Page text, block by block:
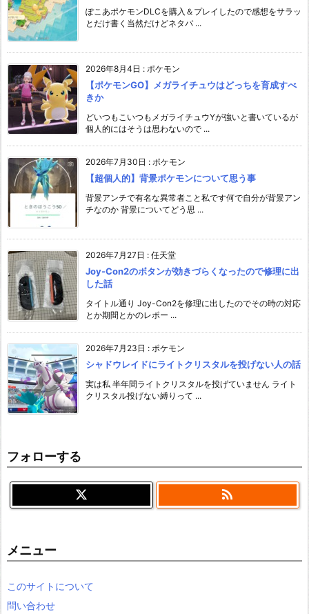
ぽこあポケモンDLCを購入＆プレイしたので感想をサラッ
とだけ書く当然だけどネタバ ...
2026年8月4日 : ポケモン
【ポケモンGO】メガライチュウはどっちを育成すべ
きか
どいつもこいつもメガライチュウYが強いと書いているが
個人的にはそうは思わないので ...
2026年7月30日 : ポケモン
【超個人的】背景ポケモンについて思う事
背景アンチで有名な異常者こと私です何で自分が背景アン
チなのか 背景についてどう思 ...
2026年7月27日 : 任天堂
Joy-Con2のボタンが効きづらくなったので修理に出
した話
タイトル通り Joy-Con2を修理に出したのでその時の対応
とか期間とかのレポー ...
2026年7月23日 : ポケモン
シャドウレイドにライトクリスタルを投げない人の話
実は私 半年間ライトクリスタルを投げていません ライト
クリスタル投げない縛りって ...
フォローする

メニュー
このサイトについて
問い合わせ